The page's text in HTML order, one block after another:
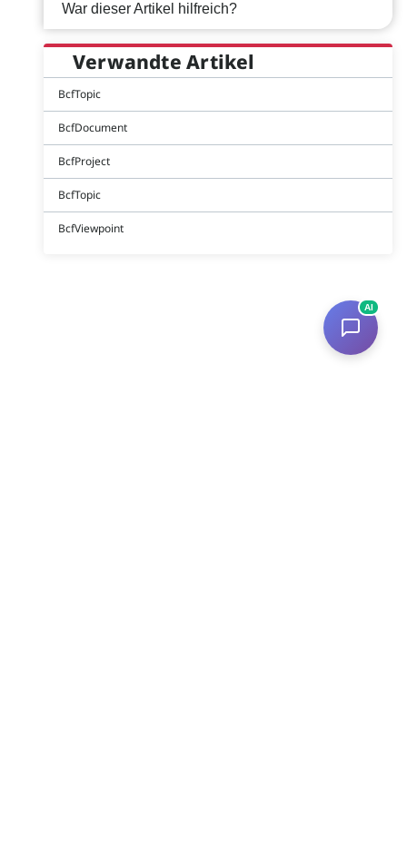
War dieser Artikel hilfreich?
Verwandte Artikel
BcfTopic
BcfDocument
BcfProject
BcfTopic
BcfViewpoint
AI